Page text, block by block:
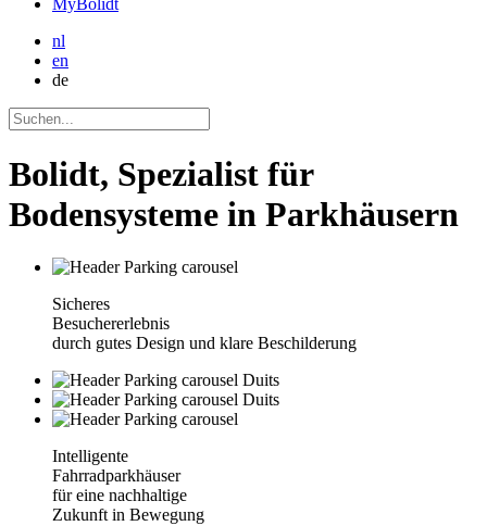
MyBolidt
nl
en
de
Bolidt, Spezialist für
Bodensysteme in Parkhäusern
Sicheres
Besuchererlebnis
durch gutes Design und klare Beschilderung
Intelligente
Fahrradparkhäuser
für eine nachhaltige
Zukunft in Bewegung